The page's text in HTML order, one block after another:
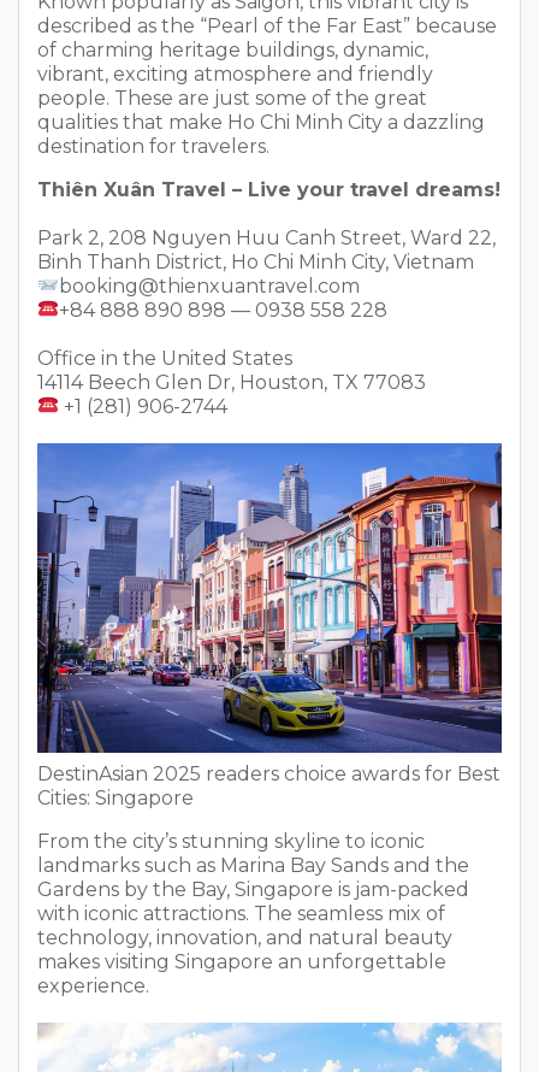
described as the “Pearl of the Far East” because
of charming heritage buildings, dynamic,
vibrant, exciting atmosphere and friendly
people. These are just some of the great
qualities that make Ho Chi Minh City a dazzling
destination for travelers.
Thiên Xuân Travel – Live your travel dreams!
Park 2, 208 Nguyen Huu Canh Street, Ward 22,
Binh Thanh District, Ho Chi Minh City, Vietnam
booking@thienxuantravel.com
+84 888 890 898 — 0938 558 228
Office in the United States
14114 Beech Glen Dr, Houston, TX 77083
+1 (281) 906-2744
DestinAsian 2025 readers choice awards for Best
Cities: Singapore
From the city’s stunning skyline to iconic
landmarks such as Marina Bay Sands and the
Gardens by the Bay, Singapore is jam-packed
with iconic attractions. The seamless mix of
technology, innovation, and natural beauty
makes visiting Singapore an unforgettable
experience.